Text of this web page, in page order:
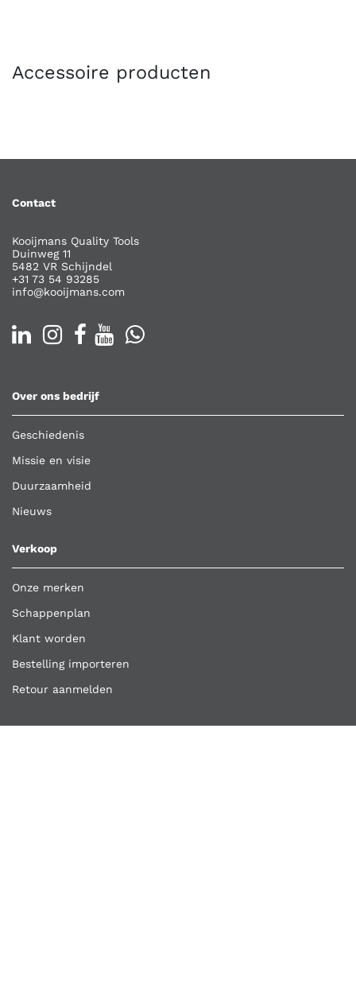
Accessoire producten
Contact
Kooijmans Quality Tools
Duinweg 11
5482 VR Schijndel
+31 73 54 93285
info@kooijmans.com
Over ons bedrijf
Geschiedenis
Missie en visie
Duurzaamheid
Nieuws
Verkoop
Onze merken
Schappenplan
Klant worden
Bestelling importeren
Retour aanmelden